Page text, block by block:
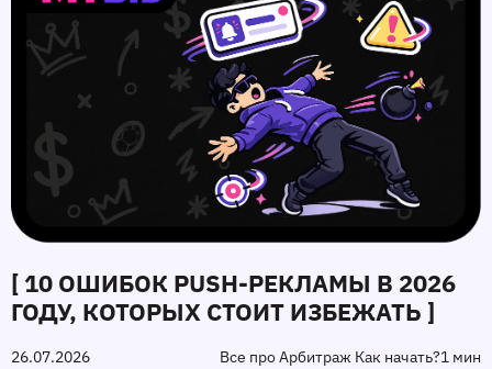
[ 10 ОШИБОК PUSH‑РЕКЛАМЫ В 2026
ГОДУ, КОТОРЫХ СТОИТ ИЗБЕЖАТЬ ]
26.07.2026 Все про Арбитраж Как начать?1 мин